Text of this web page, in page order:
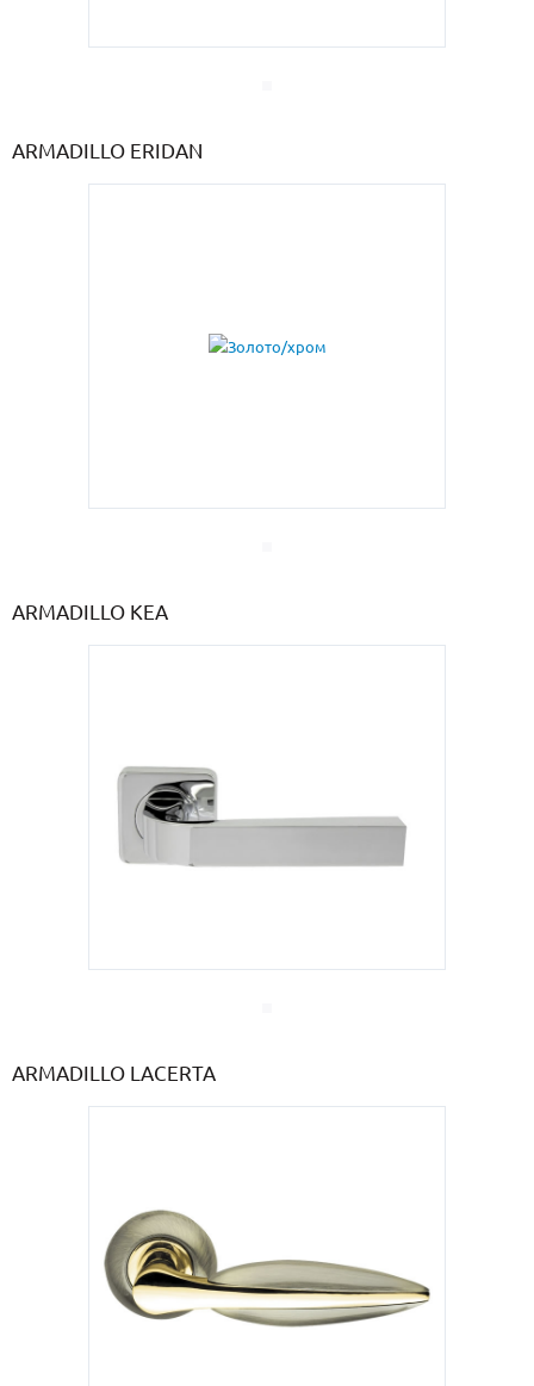
ARMADILLO ERIDAN
ARMADILLO KEA
ARMADILLO LACERTA